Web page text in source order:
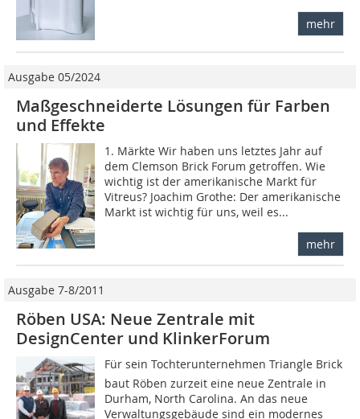
mehr
Ausgabe 05/2024
Maßgeschneiderte Lösungen für Farben
und Effekte
1. Märkte Wir haben uns letztes Jahr auf
dem Clemson Brick Forum getroffen. Wie
wichtig ist der amerikanische Markt für
Vitreus? Joachim Grothe: Der amerikanische
Markt ist wichtig für uns, weil es...
mehr
Ausgabe 7-8/2011
Röben USA: Neue Zentrale mit
DesignCenter und KlinkerForum
Für sein Tochterunternehmen Triangle Brick
baut Röben zurzeit eine neue Zentrale in
Durham, North Carolina. An das neue
Verwaltungsgebäude sind ein modernes